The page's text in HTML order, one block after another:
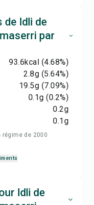
Idli de
par
93.6kcal (4.68%)
2.8g (5.64%)
19.5g (7.09%)
0.1g (0.2%)
0.2g
0.1g
régime de 2000
Idli de